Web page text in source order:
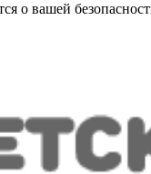
о вашей